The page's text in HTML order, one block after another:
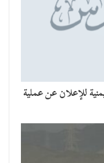
للإعلان عن عملية